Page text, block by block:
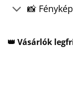
📸
👑 Vásárlók